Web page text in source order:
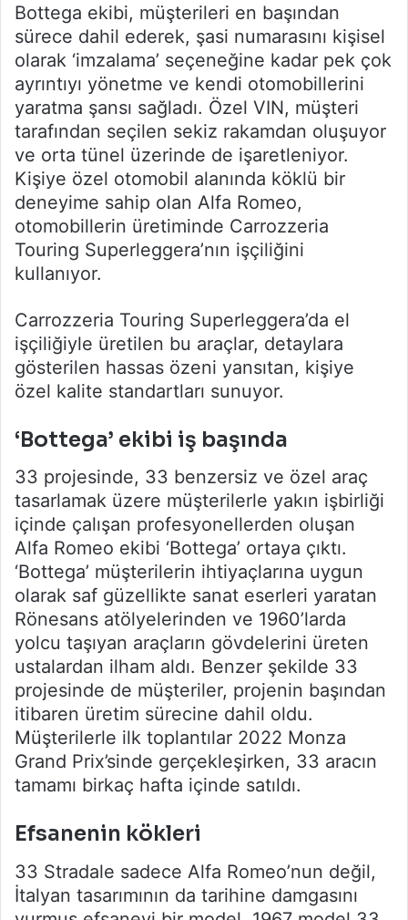
Bottega ekibi, müşterileri en başından
sürece dahil ederek, şasi numarasını kişisel
olarak ‘imzalama’ seçeneğine kadar pek çok
ayrıntıyı yönetme ve kendi otomobillerini
yaratma şansı sağladı. Özel VIN, müşteri
tarafından seçilen sekiz rakamdan oluşuyor
ve orta tünel üzerinde de işaretleniyor.
Kişiye özel otomobil alanında köklü bir
deneyime sahip olan Alfa Romeo,
otomobillerin üretiminde Carrozzeria
Touring Superleggera’nın işçiliğini
kullanıyor.
Carrozzeria Touring Superleggera’da el
işçiliğiyle üretilen bu araçlar, detaylara
gösterilen hassas özeni yansıtan, kişiye
özel kalite standartları sunuyor.
‘Bottega’ ekibi iş başında
33 projesinde, 33 benzersiz ve özel araç
tasarlamak üzere müşterilerle yakın işbirliği
içinde çalışan profesyonellerden oluşan
Alfa Romeo ekibi ‘Bottega’ ortaya çıktı.
‘Bottega’ müşterilerin ihtiyaçlarına uygun
olarak saf güzellikte sanat eserleri yaratan
Rönesans atölyelerinden ve 1960’larda
yolcu taşıyan araçların gövdelerini üreten
ustalardan ilham aldı. Benzer şekilde 33
projesinde de müşteriler, projenin başından
itibaren üretim sürecine dahil oldu.
Müşterilerle ilk toplantılar 2022 Monza
Grand Prix’sinde gerçekleşirken, 33 aracın
tamamı birkaç hafta içinde satıldı.
Efsanenin kökleri
33 Stradale sadece Alfa Romeo’nun değil,
İtalyan tasarımının da tarihine damgasını